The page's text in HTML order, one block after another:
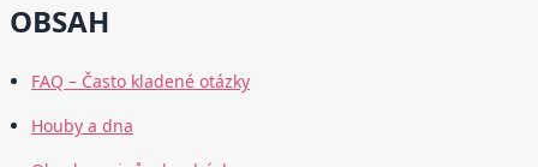
OBSAH
FAQ – Často kladené otázky
Houby a dna